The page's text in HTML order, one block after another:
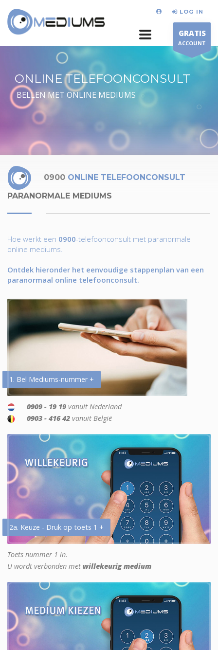
LOG IN
GRATIS
ACCOUNT
ONLINE TELEFOONCONSULT
BELLEN MET ONLINE MEDIUMS
0900 ONLINE TELEFOONCONSULT
PARANORMALE MEDIUMS
Hoe werkt een 0900-telefoonconsult met paranormale
online mediums.
Ontdek hieronder het eenvoudige stappenplan van een
paranormaal online telefoonconsult.
1. Bel Mediums-nummer +
0909 - 19 19 vanuit Nederland
0903 - 416 42 vanuit België
2a. Keuze - Druk op toets 1 +
Toets nummer 1 in.
U wordt verbonden met willekeurig medium